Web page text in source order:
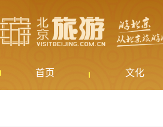
首页 文化